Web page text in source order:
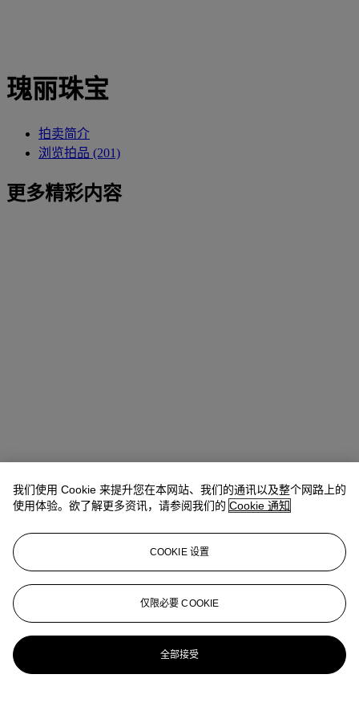
瑰丽珠宝
拍卖简介
浏览拍品 (201)
更多精彩内容
我们使用 Cookie 来提升您在本网站、我们的通讯以及整个网路上的
使用体验。欲了解更多资讯，请参阅我们的 Cookie 通知
COOKIE 设置
仅限必要 COOKIE
全部接受